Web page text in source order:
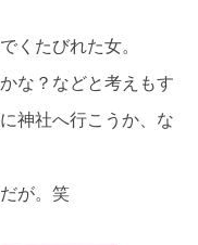
くたびれた女。
な？などと考えもす
神社へ行こうか、な
が。笑